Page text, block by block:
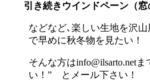
引き続きウインドペーン（窓
などなど､楽しい生地を沢
で早めに秋冬物を見たい！
そんな方はinfo@ilsarto.net
い！” とメール下さい！